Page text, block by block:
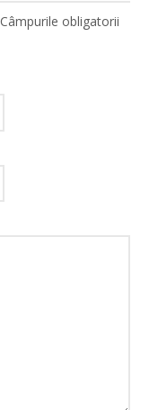
Câmpurile obligatorii